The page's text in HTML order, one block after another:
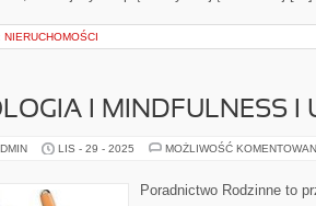
NIERUCHOMOŚCI
I MINDFULNESS I
LIS - 29 - 2025 MOŻLIWOŚĆ
Poradnictwo Rodzinne to